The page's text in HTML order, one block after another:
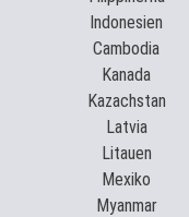
Indonesien
Cambodia
Kanada
Kazachstan
Latvia
Litauen
Mexiko
Myanmar